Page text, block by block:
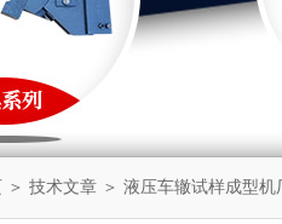
＞ 技术文章 ＞ 液压车辙试样成型机